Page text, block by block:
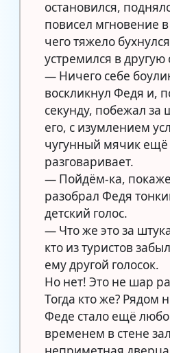
остановился,
повисел мгновение
чего тяжело
устремился в другую
— Ничего себе
воскликнул Федя и,
секунду, побежал за
его, с изумлением
чугунный мячик ещё
разговаривает.
— Пойдём-ка,
разобрал Федя
детский голос.
— Что же это за
кто из туристов
ему другой голосок.
Но нет! Это не шар
Тогда кто же? Рядом
Феде стало ещё
временем в стене